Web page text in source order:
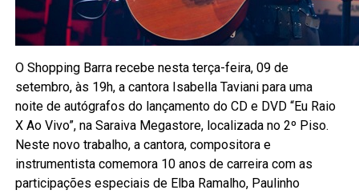
O Shopping Barra recebe nesta terça-feira, 09 de
setembro, às 19h, a cantora Isabella Taviani para uma
noite de autógrafos do lançamento do CD e DVD “Eu Raio
X Ao Vivo”, na Saraiva Megastore, localizada no 2º Piso.
Neste novo trabalho, a cantora, compositora e
instrumentista comemora 10 anos de carreira com as
participações especiais de Elba Ramalho, Paulinho